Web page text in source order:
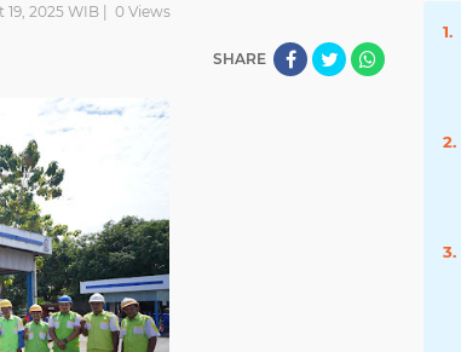
2025 WIB | 0Views
SHARE